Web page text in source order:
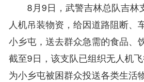
8月9日，武警吉林总队吉林
人机吊装物资，给因道路阻断、
小乡屯，送去群众急需的食品、
截至9日，该支队已组织无人机
为小乡屯被困群众投送各类生活